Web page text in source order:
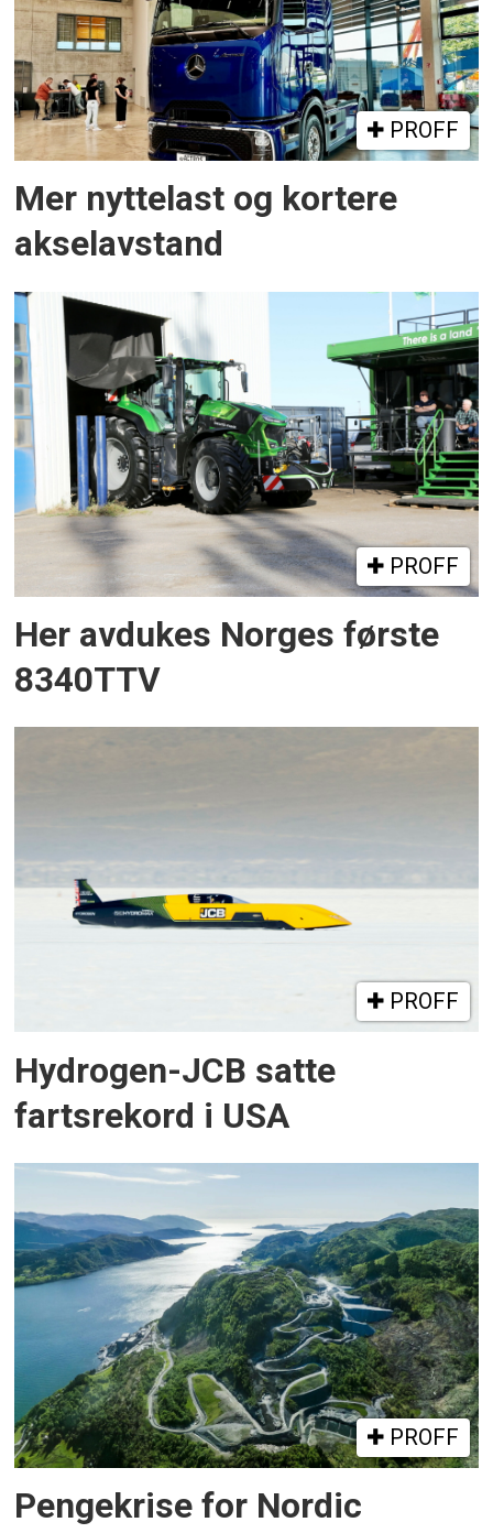
PROFF
Mer nyttelast og kortere
akselavstand
PROFF
Her avdukes Norges første
8340TTV
PROFF
Hydrogen-JCB satte
fartsrekord i USA
PROFF
Pengekrise for Nordic